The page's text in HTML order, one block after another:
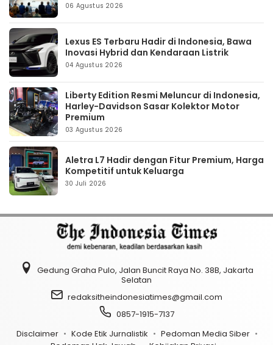
06 Agustus 2026
Lexus ES Terbaru Hadir di Indonesia, Bawa
Inovasi Hybrid dan Kendaraan Listrik
04 Agustus 2026
Liberty Edition Resmi Meluncur di Indonesia,
Harley-Davidson Sasar Kolektor Motor
Premium
03 Agustus 2026
Aletra L7 Hadir dengan Fitur Premium, Harga
Kompetitif untuk Keluarga
30 Juli 2026
Gedung Graha Pulo, Jalan Buncit Raya No. 38B, Jakarta
Selatan
redaksitheindonesiatimes@gmail.com
0857-1915-7137
Disclaimer
Kode Etik Jurnalistik
Pedoman Media Siber